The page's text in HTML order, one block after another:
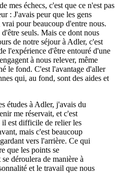
mes échecs, c'est que ce n'est pas
: J'avais peur que les gens
pour beaucoup d'entre nous.
seuls. Mais ce dont nous
de notre séjour à Adler, c'est
l'expérience d'être entouré d'une
à nous relever, même
le fond. C'est l'avantage d'aller
qui, au fond, sont des aides et
études à Adler, j'avais du
me réservait, et c'est
il est difficile de relier les
mais c'est beaucoup
vers l'arrière. Ce qui
que les points se
déroulera de manière à
et le travail que nous